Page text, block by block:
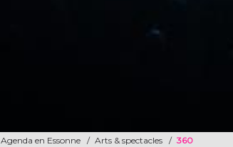
Agenda en Essonne / Arts & spectacles / 360